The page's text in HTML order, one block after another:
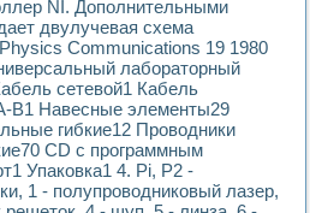
NI. Дополнительными
двулучевая схема
Communications 19 1980
лабораторный
сетевой1 Кабель
B1 Навесные элементы29
гибкие12 Проводники
CD с программным
Упаковка1 4. Pi, P2 -
1 - полупроводниковый лазер,